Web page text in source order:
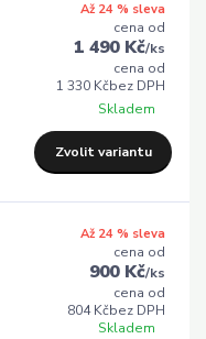
Až 24 % sleva
cena od
1 490 Kč/ks
cena od
1 330 Kčbez DPH
Skladem
Zvolit variantu
Až 24 % sleva
cena od
900 Kč/ks
cena od
804 Kčbez DPH
Skladem